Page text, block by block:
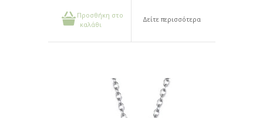
Προσθήκη στο
καλάθι
Δείτε περισσότερα